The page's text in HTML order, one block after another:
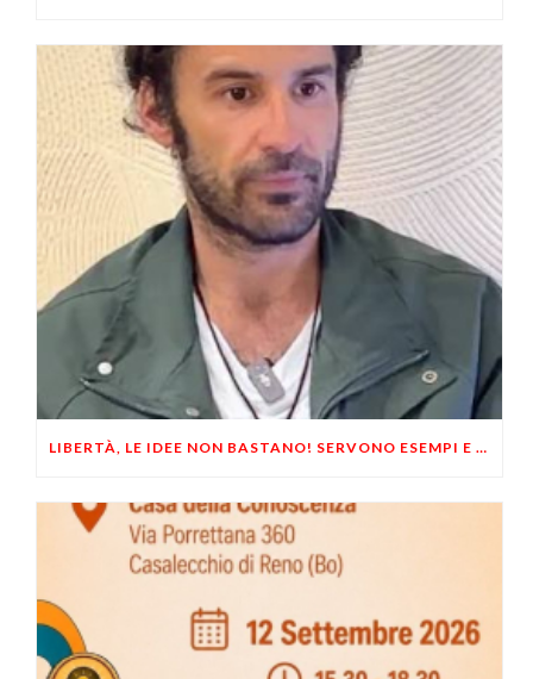
LIBERTÀ, LE IDEE NON BASTANO! SERVONO ESEMPI E UN PO’ DI COERENZA